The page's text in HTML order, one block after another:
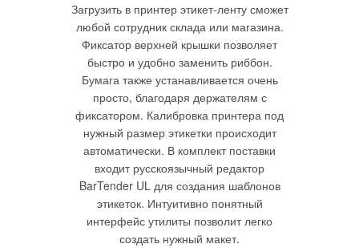
Загрузить в принтер этикет-ленту сможет
любой сотрудник склада или магазина.
Фиксатор верхней крышки позволяет
быстро и удобно заменить риббон.
Бумага также устанавливается очень
просто, благодаря держателям с
фиксатором. Калибровка принтера под
нужный размер этикетки происходит
автоматически. В комплект поставки
входит русскоязычный редактор
BarTender UL для создания шаблонов
этикеток. Интуитивно понятный
интерфейс утилиты позволит легко
создать нужный макет.